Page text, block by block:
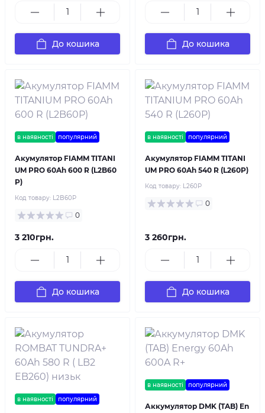
До кошика До кошика
в наявності популярний
Акумулятор FIAMM TITANI
UM PRO 60Ah 600 R (L2B60
P)
Код товару: L2B60P
0
3 210грн.
До кошика
в наявності популярний
Акумулятор FIAMM TITANI
UM PRO 60Ah 540 R (L260P)
Код товару: L260P
0
3 260грн.
До кошика
в наявності популярний
в наявності популярний
Аккумулятор DMK (TAB) En